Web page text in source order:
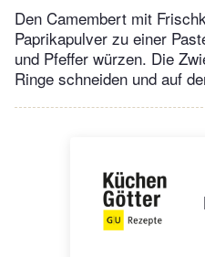
Den Camembert mit
Paprikapulver zu einer
und Pfeffer würzen. Die
Ringe schneiden und auf